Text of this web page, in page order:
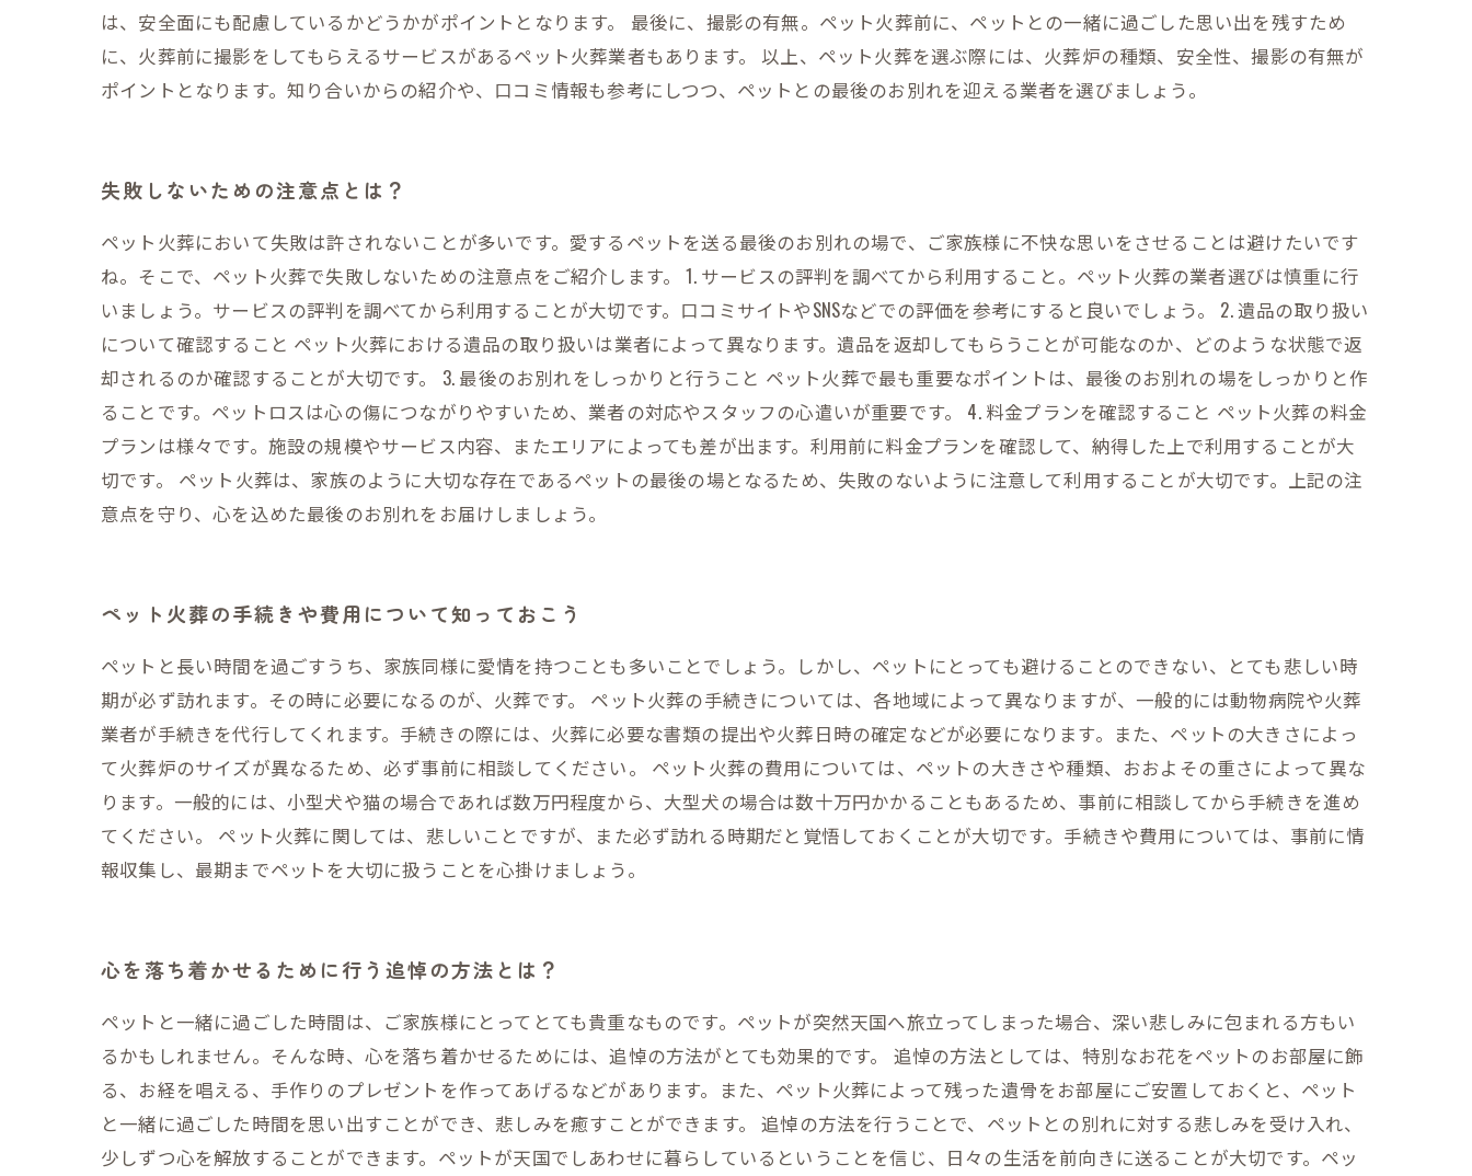
は、安全面にも配慮しているかどうかがポイントとなります。 最後に、撮影の有無。ペット火葬前に、ペットとの一緒に過ごした思い出を残すため
に、火葬前に撮影をしてもらえるサービスがあるペット火葬業者もあります。 以上、ペット火葬を選ぶ際には、火葬炉の種類、安全性、撮影の有無が
ポイントとなります。知り合いからの紹介や、口コミ情報も参考にしつつ、ペットとの最後のお別れを迎える業者を選びましょう。
失敗しないための注意点とは？
ペット火葬において失敗は許されないことが多いです。愛するペットを送る最後のお別れの場で、ご家族様に不快な思いをさせることは避けたいです
ね。そこで、ペット火葬で失敗しないための注意点をご紹介します。 1. サービスの評判を調べてから利用すること。ペット火葬の業者選びは慎重に行
いましょう。サービスの評判を調べてから利用することが大切です。口コミサイトやSNSなどでの評価を参考にすると良いでしょう。 2. 遺品の取り扱い
について確認すること ペット火葬における遺品の取り扱いは業者によって異なります。遺品を返却してもらうことが可能なのか、どのような状態で返
却されるのか確認することが大切です。 3. 最後のお別れをしっかりと行うこと ペット火葬で最も重要なポイントは、最後のお別れの場をしっかりと作
ることです。ペットロスは心の傷につながりやすいため、業者の対応やスタッフの心遣いが重要です。 4. 料金プランを確認すること ペット火葬の料金
プランは様々です。施設の規模やサービス内容、またエリアによっても差が出ます。利用前に料金プランを確認して、納得した上で利用することが大
切です。 ペット火葬は、家族のように大切な存在であるペットの最後の場となるため、失敗のないように注意して利用することが大切です。上記の注
意点を守り、心を込めた最後のお別れをお届けしましょう。
ペット火葬の手続きや費用について知っておこう
ペットと長い時間を過ごすうち、家族同様に愛情を持つことも多いことでしょう。しかし、ペットにとっても避けることのできない、とても悲しい時
期が必ず訪れます。その時に必要になるのが、火葬です。 ペット火葬の手続きについては、各地域によって異なりますが、一般的には動物病院や火葬
業者が手続きを代行してくれます。手続きの際には、火葬に必要な書類の提出や火葬日時の確定などが必要になります。また、ペットの大きさによっ
て火葬炉のサイズが異なるため、必ず事前に相談してください。 ペット火葬の費用については、ペットの大きさや種類、おおよその重さによって異な
ります。一般的には、小型犬や猫の場合であれば数万円程度から、大型犬の場合は数十万円かかることもあるため、事前に相談してから手続きを進め
てください。 ペット火葬に関しては、悲しいことですが、また必ず訪れる時期だと覚悟しておくことが大切です。手続きや費用については、事前に情
報収集し、最期までペットを大切に扱うことを心掛けましょう。
心を落ち着かせるために行う追悼の方法とは？
ペットと一緒に過ごした時間は、ご家族様にとってとても貴重なものです。ペットが突然天国へ旅立ってしまった場合、深い悲しみに包まれる方もい
るかもしれません。そんな時、心を落ち着かせるためには、追悼の方法がとても効果的です。 追悼の方法としては、特別なお花をペットのお部屋に飾
る、お経を唱える、手作りのプレゼントを作ってあげるなどがあります。また、ペット火葬によって残った遺骨をお部屋にご安置しておくと、ペット
と一緒に過ごした時間を思い出すことができ、悲しみを癒すことができます。 追悼の方法を行うことで、ペットとの別れに対する悲しみを受け入れ、
少しずつ心を解放することができます。ペットが天国でしあわせに暮らしているということを信じ、日々の生活を前向きに送ることが大切です。ペッ